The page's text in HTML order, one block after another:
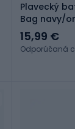
Plavecký
Bag navy/
15,99 €
Odporúčaná